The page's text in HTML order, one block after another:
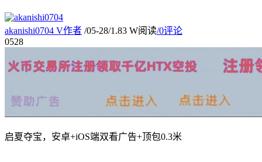
akanishi0704 V作者 /05-28/1.83 W阅读/0评论
0528
启夏夺宝，安卓+iOS端双看广告+顶包0.3米